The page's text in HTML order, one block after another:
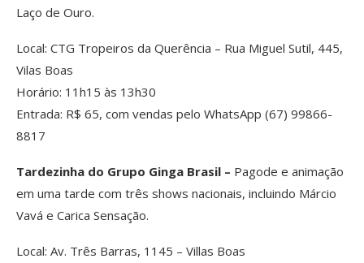
Laço de Ouro.
Local: CTG Tropeiros da Querência – Rua Miguel Sutil, 445,
Vilas Boas
Horário: 11h15 às 13h30
Entrada: R$ 65, com vendas pelo WhatsApp (67) 99866-
8817
Tardezinha do Grupo Ginga Brasil – Pagode e animação
em uma tarde com três shows nacionais, incluindo Márcio
Vavá e Carica Sensação.
Local: Av. Três Barras, 1145 – Villas Boas